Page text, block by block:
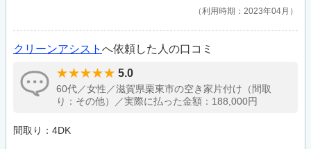
利用時期：2023年04月
クリーンアシスト へ依頼した人の口コミ
5.0
60代／女性／滋賀県栗東市の空き家片付け（間取
り：その他）／実際に払った金額：188,000円
間取り：4DK